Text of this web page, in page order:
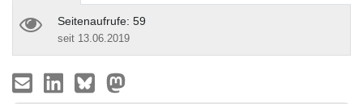
Seitenaufrufe: 59
seit 13.06.2019